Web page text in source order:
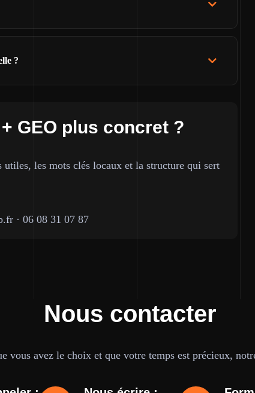
?
GEO plus concret ?
les mots clés locaux et la structure qui sert
· 06 08 31 07 87
Nous contacter
vous avez le choix et que votre temps est précieux,